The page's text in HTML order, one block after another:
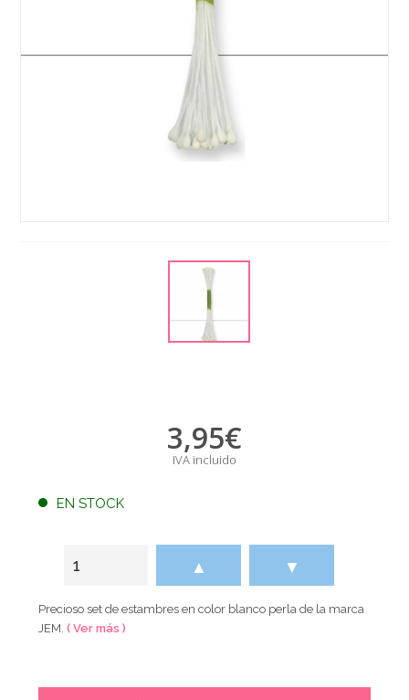
3,95€
IVA incluido
EN STOCK
▲ ▼
Precioso set de estambres en color blanco perla de la marca
JEM.( Ver más )